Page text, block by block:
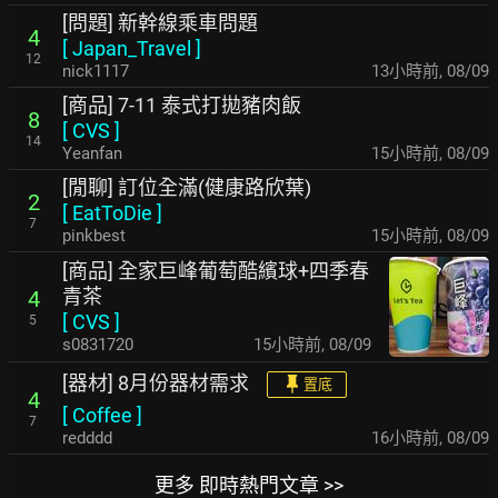
4
12
[問題] 新幹線乘車問題
[Japan_Travel ]
nick1117 13小時前, 08/09
8
14
[商品] 7-11 泰式打拋豬肉飯
[ CVS ]
Yeanfan 15小時前, 08/09
2
7
[閒聊] 訂位全滿(健康路欣葉)
[ EatToDie ]
pinkbest 15小時前, 08/09
4
5
[商品] 全家巨峰葡萄酷繽球+四季春
青茶
[ CVS ]
s0831720 15小時前, 08/09
4
7
[器材] 8月份器材需求 置底
[ Coffee ]
redddd 16小時前, 08/09
更多 即時熱門文章 >>